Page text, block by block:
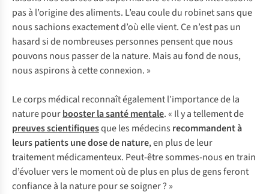
pas à l’origine des aliments. L’eau coule du robinet sans que
nous sachions exactement d’où elle vient. Ce n’est pas un
hasard si de nombreuses personnes pensent que nous
pouvons nous passer de la nature. Mais au fond de nous,
nous aspirons à cette connexion. »
Le corps médical reconnaît également l’importance de la
nature pourbooster la santé mentale. « Il y a tellement de
preuves scientifiquesque les médecins recommandent à
leurs patients une dose de nature, en plus de leur
traitement médicamenteux. Peut-être sommes-nous en train
d’évoluer vers le moment où de plus en plus de gens feront
confiance à la nature pour se soigner ? »